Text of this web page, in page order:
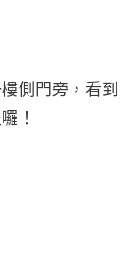
側門旁，看到
！